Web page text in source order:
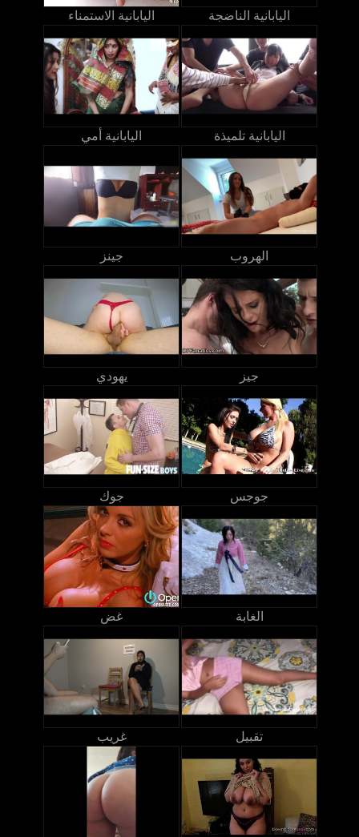
اليابانية الاستمناء اليابانية الناضجة
اليابانية أمي اليابانية تلميذة
جينز الهروب
يهودي جيز
جوك جوجس
غض الغابة
غريب تقبيل